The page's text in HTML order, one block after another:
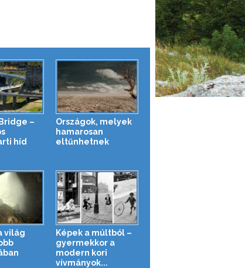
–
híd
Országok, melyek
hamarosan
eltűnhetnek
világ
Képek a múltból –
gyermekkor a
modern kori
vívmányok...